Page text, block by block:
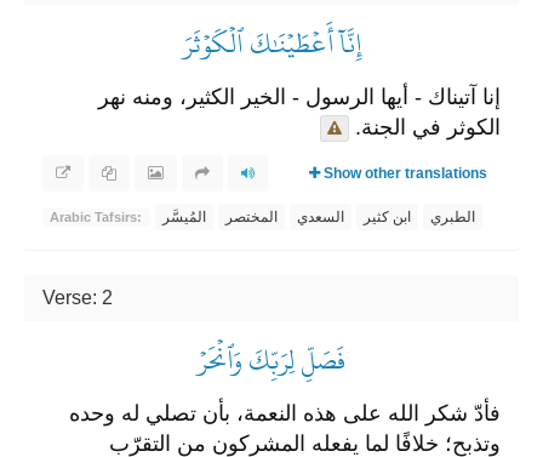
إِنَّآ أَعۡطَيۡنَٰكَ ٱلۡكَوۡثَرَ
إنا آتيناك - أيها الرسول - الخير الكثير، ومنه نهر
الكوثر في الجنة.
Show other translations
Arabic Tafsirs: المُيسَّر المختصر السعدي ابن كثير الطبري
Verse: 2
فَصَلِّ لِرَبِّكَ وَٱنۡحَرۡ
فأدّ شكر الله على هذه النعمة، بأن تصلي له وحده
وتذبح؛ خلافًا لما يفعله المشركون من التقرّب